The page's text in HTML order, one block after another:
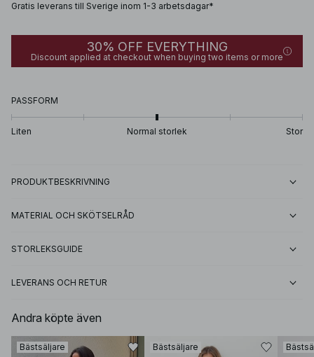
Gratis leverans till Sverige inom 1-3 arbetsdagar*
30% OFF EVERYTHING
Discount applied at checkout when buying two items or more
PASSFORM
Liten Normal storlek Stor
PRODUKTBESKRIVNING
MATERIAL OCH SKÖTSELRÅD
STORLEKSGUIDE
LEVERANS OCH RETUR
Andra köpte även
Bästsäljare Bästsäljare